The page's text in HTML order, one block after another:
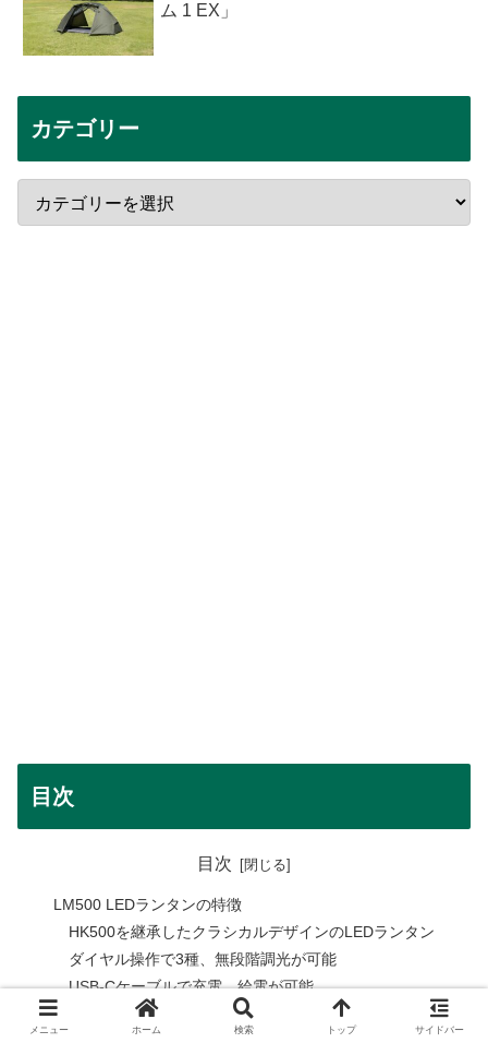
ム 1 EX」
カテゴリー
目次
目次
LM500 LEDランタンの特徴
HK500を継承したクラシカルデザインのLEDランタン
ダイヤル操作で3種、無段階調光が可能
USB-Cケーブルで充電、給電が可能
まとめ
メニュー ホーム 検索 トップ サイドバー